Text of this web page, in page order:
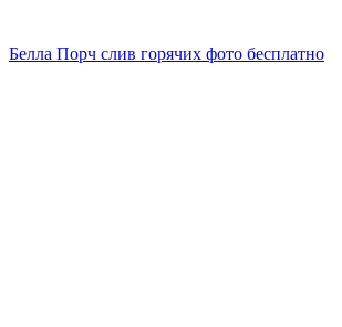
Белла Порч слив горячих фото бесплатно